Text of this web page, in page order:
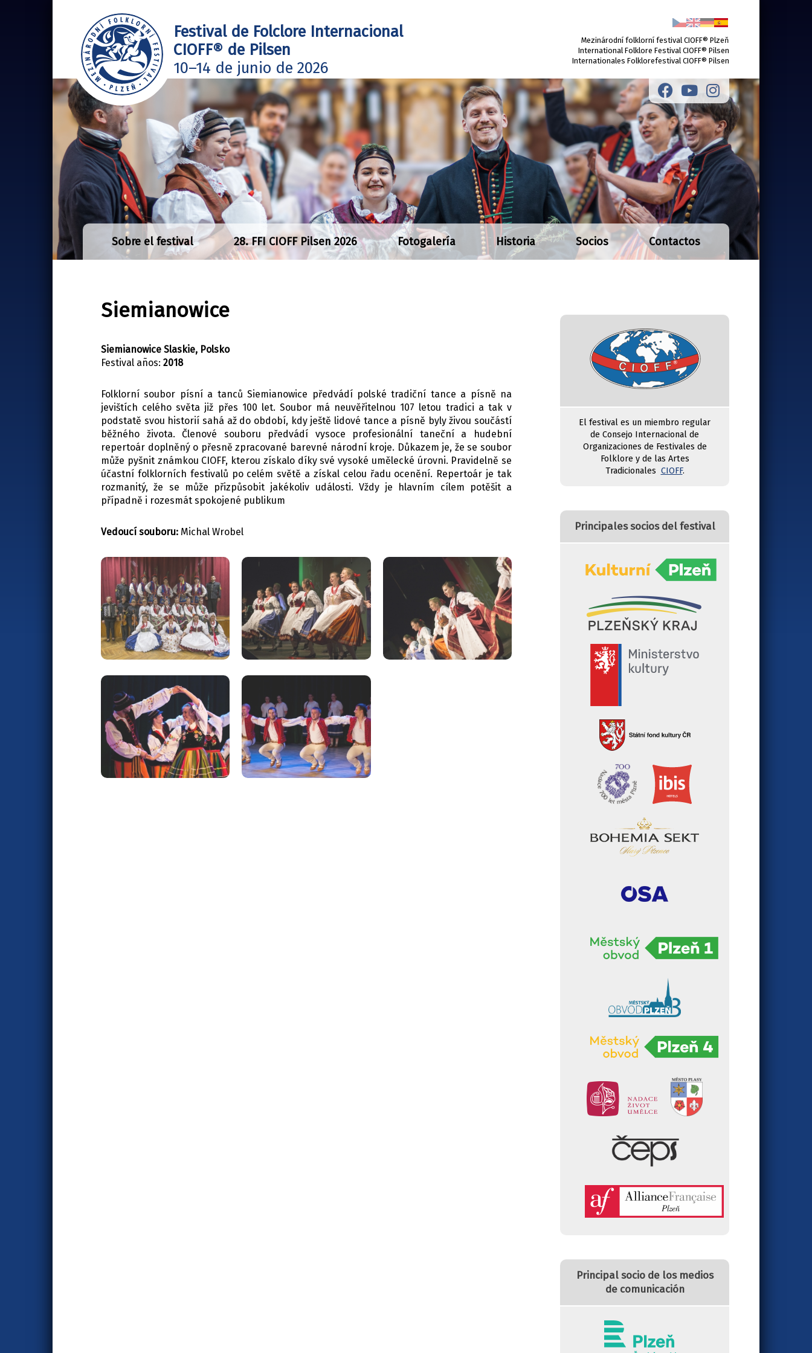
Festival de Folclore Internacional
CIOFF® de Pilsen
10–14 de junio de 2026
Mezinárodní folklorní festival CIOFF® Plzeň
International Folklore Festival CIOFF® Pilsen
Internationales Folklorefestival CIOFF® Pilsen
Sobre el festival 28. FFI CIOFF Pilsen 2026 Fotogalería Historia Socios Contactos
Siemianowice
Siemianowice Slaskie, Polsko
Festival años: 2018
Folklorní soubor písní a tanců Siemianowice předvádí polské tradiční tance a písně na
jevištích celého světa již přes 100 let. Soubor má neuvěřitelnou 107 letou tradici a tak v
podstatě svou historií sahá až do období, kdy ještě lidové tance a písně byly živou součástí
běžného života. Členové souboru předvádí vysoce profesionální taneční a hudební
repertoár doplněný o přesně zpracované barevné národní kroje. Důkazem je, že se soubor
může pyšnit známkou CIOFF, kterou získalo díky své vysoké umělecké úrovni. Pravidelně se
účastní folklorních festivalů po celém světě a získal celou řadu ocenění. Repertoár je tak
rozmanitý, že se může přizpůsobit jakékoliv události. Vždy je hlavním cílem potěšit a
případně i rozesmát spokojené publikum
Vedoucí souboru: Michal Wrobel
El festival es un miembro regular
de Consejo Internacional de
Organizaciones de Festivales de
Folklore y de las Artes
Tradicionales CIOFF.
Principales socios del festival
Principal socio de los medios
de comunicación